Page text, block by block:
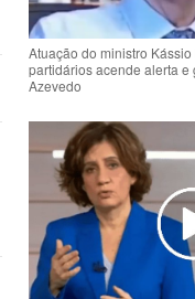
Atuação do ministro
partidários acende alerta
Azevedo